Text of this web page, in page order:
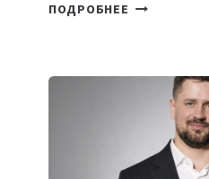
ПОДРОБНЕЕ
КОТОРЫЕ
РАЗВИВАЮТ